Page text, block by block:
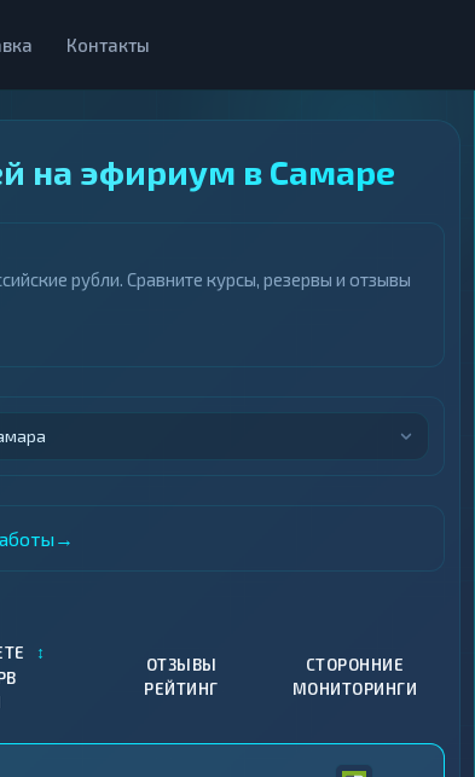
Контакты
на эфириум в Самаре
рубли. Сравните курсы, резервы и отзывы
→
↕
ОТЗЫВЫ
РЕЙТИНГ
СТОРОННИЕ
МОНИТОРИНГИ